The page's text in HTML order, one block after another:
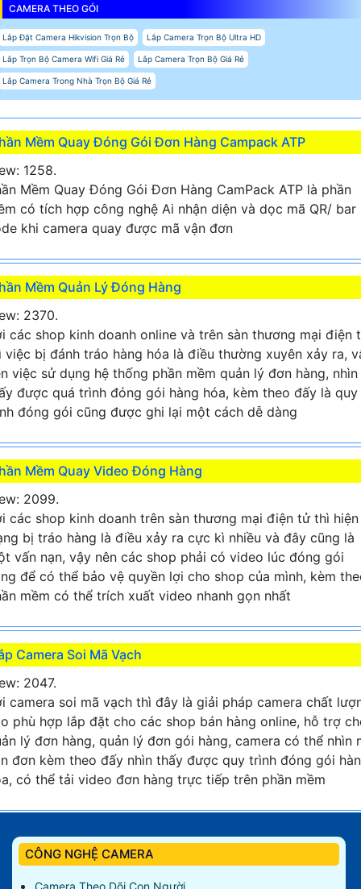
CAMERA THEO GÓI
Lắp Đặt Camera Hikvision Trọn Bộ Lắp Camera Trọn Bộ Ultra HD
Lắp Trọn Bộ Camera Wifi Giá Rẻ Lắp Camera Trọn Bộ Giá Rẻ
Lắp Camera Trong Nhà Trọn Bộ Giá Rẻ
Mềm Quay Đóng Gói Đơn Hàng Campack ATP
1258.
Mềm Quay Đóng Gói Đơn Hàng CamPack ATP là phần
có tích hợp công nghệ Ai nhận diện và dọc mã QR/ bar
khi camera quay được mã vận đơn
Mềm Quản Lý Đóng Hàng
2370.
các shop kinh doanh online và trên sàn thương mại điện
việc bị đánh tráo hàng hóa là điều thường xuyên xảy ra,
việc sử dụng hệ thống phần mềm quản lý đơn hàng, nhìn
được quá trình đóng gói hàng hóa, kèm theo đấy là quy
đóng gói cũng được ghi lại một cách dễ dàng
Mềm Quay Video Đóng Hàng
2099.
các shop kinh doanh trên sàn thương mại điện tử thì hiện
bị tráo hàng là điều xảy ra cực kì nhiều và đây cũng là
vấn nạn, vậy nên các shop phải có video lúc đóng gói
để có thể bảo vệ quyền lợi cho shop của mình, kèm
mềm có thể trích xuất video nhanh gọn nhất
Camera Soi Mã Vạch
2047.
camera soi mã vạch thì đây là giải pháp camera chất
phù hợp lắp đặt cho các shop bán hàng online, hỗ trợ
lý đơn hàng, quản lý đơn gói hàng, camera có thể nhìn
đơn kèm theo đấy nhìn thấy được quy trình đóng gói
có thể tải video đơn hàng trực tiếp trên phần mềm
CÔNG NGHỆ CAMERA